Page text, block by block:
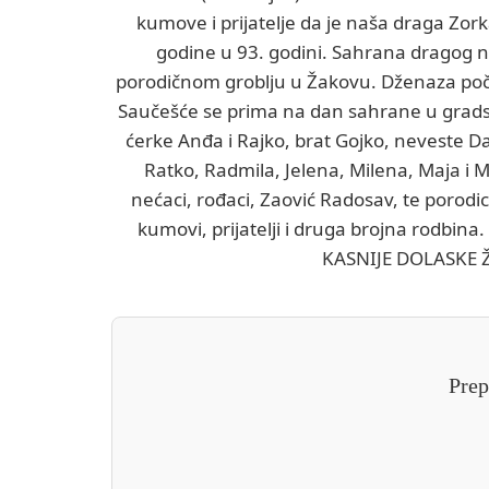
kumove i prijatelje da je naša draga
godine u 93. godini. Sahrana dragog
porodičnom groblju u Žakovu. Dženaza
Saučešće se prima na dan sahrane u
ćerke Anđa i Rajko, brat Gojko, neveste
Ratko, Radmila, Jelena, Milena, Maja i
nećaci, rođaci, Zaović Radosav, te
kumovi, prijatelji i druga brojna rodbina.
KASNIJE